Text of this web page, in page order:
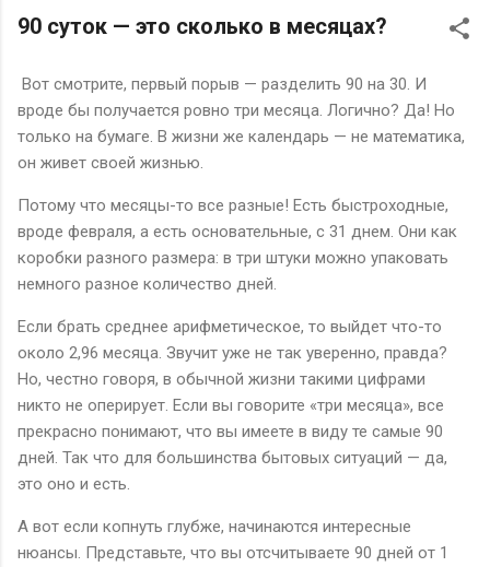
90 суток — это сколько в месяцах?
Вот смотрите, первый порыв — разделить 90 на 30. И
вроде бы получается ровно три месяца. Логично? Да! Но
только на бумаге. В жизни же календарь — не математика,
он живет своей жизнью.
Потому что месяцы-то все разные! Есть быстроходные,
вроде февраля, а есть основательные, с 31 днем. Они как
коробки разного размера: в три штуки можно упаковать
немного разное количество дней.
Если брать среднее арифметическое, то выйдет что-то
около 2,96 месяца. Звучит уже не так уверенно, правда?
Но, честно говоря, в обычной жизни такими цифрами
никто не оперирует. Если вы говорите «три месяца», все
прекрасно понимают, что вы имеете в виду те самые 90
дней. Так что для большинства бытовых ситуаций — да,
это оно и есть.
А вот если копнуть глубже, начинаются интересные
нюансы. Представьте, что вы отсчитываете 90 дней от 1